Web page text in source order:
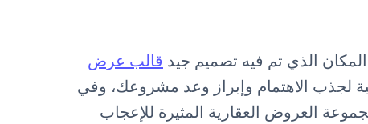
الذي تم فيه تصميم جيد قالب عرض
لجذب الاهتمام وإبراز وعد مشروعك، وفي
العروض العقارية المثيرة للإعجاب